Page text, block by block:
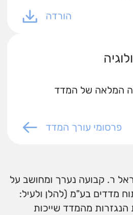
הורדה
המלאה של המדד
פרסומי עורך המדד
ר. קבועה נערך ומחושב על
מדדים בע"מ (להלן ולעיל:
הנגזרות מהמדד שייכות